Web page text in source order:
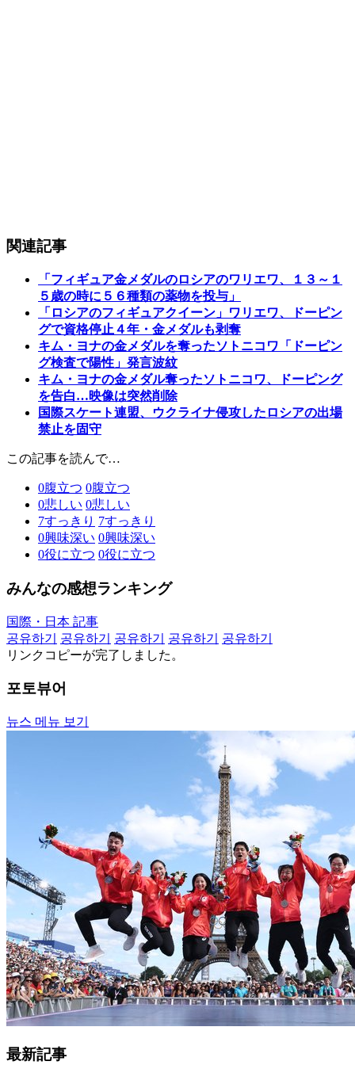
関連記事
「フィギュア金メダルのロシアのワリエワ、１３～１
５歳の時に５６種類の薬物を投与」
「ロシアのフィギュアクイーン」ワリエワ、ドーピン
グで資格停止４年・金メダルも剥奪
キム・ヨナの金メダルを奪ったソトニコワ「ドーピン
グ検査で陽性」発言波紋
キム・ヨナの金メダル奪ったソトニコワ、ドーピング
を告白…映像は突然削除
国際スケート連盟、ウクライナ侵攻したロシアの出場
禁止を固守
この記事を読んで…
0腹立つ 0腹立つ
0悲しい 0悲しい
7すっきり 7すっきり
0興味深い 0興味深い
0役に立つ 0役に立つ
みんなの感想ランキング
国際・日本 記事
공유하기
공유하기 공유하기 공유하기
공유하기
リンクコピーが完了しました。
포토뷰어
뉴스 메뉴 보기
最新記事